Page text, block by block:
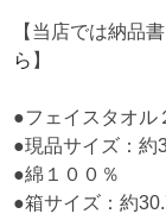
【当店では納品
ら 】
●フェイスタオル
●現品サイズ：約
●綿１００％
●箱サイズ：約